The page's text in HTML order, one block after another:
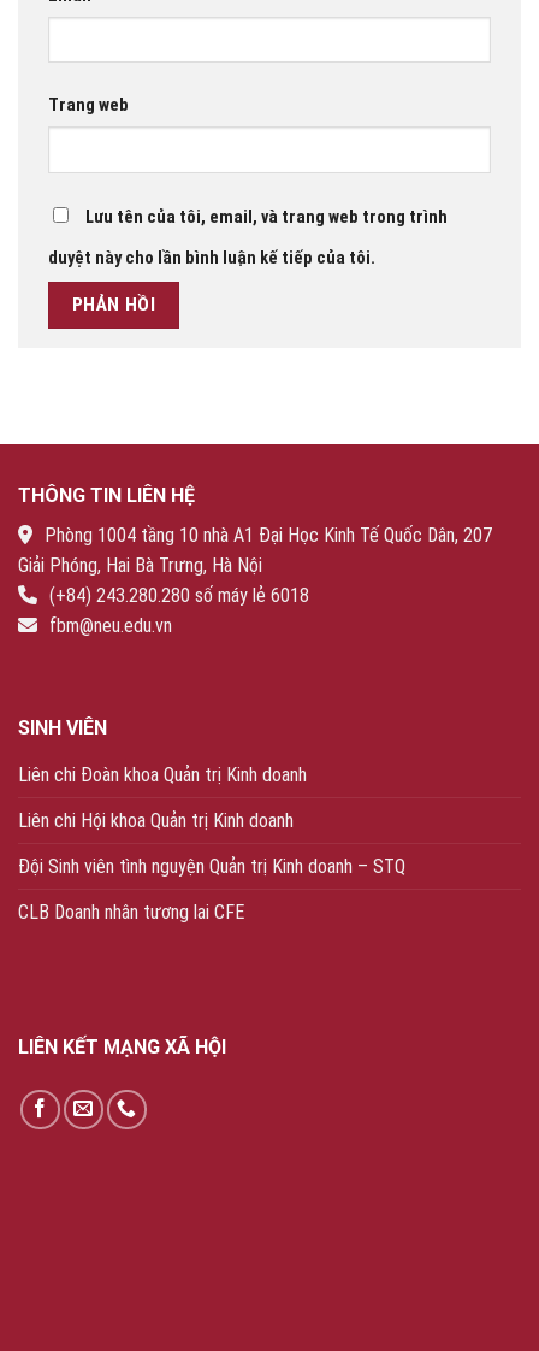
Trang web
Lưu tên của tôi, email, và trang web trong trình
duyệt này cho lần bình luận kế tiếp của tôi.
THÔNG TIN LIÊN HỆ
Phòng 1004 tầng 10 nhà A1 Đại Học Kinh Tế Quốc Dân, 207
Giải Phóng, Hai Bà Trưng, Hà Nội
(+84) 243.280.280 số máy lẻ 6018
fbm@neu.edu.vn
SINH VIÊN
Liên chi Đoàn khoa Quản trị Kinh doanh
Liên chi Hội khoa Quản trị Kinh doanh
Đội Sinh viên tình nguyện Quản trị Kinh doanh – STQ
CLB Doanh nhân tương lai CFE
LIÊN KẾT MẠNG XÃ HỘI